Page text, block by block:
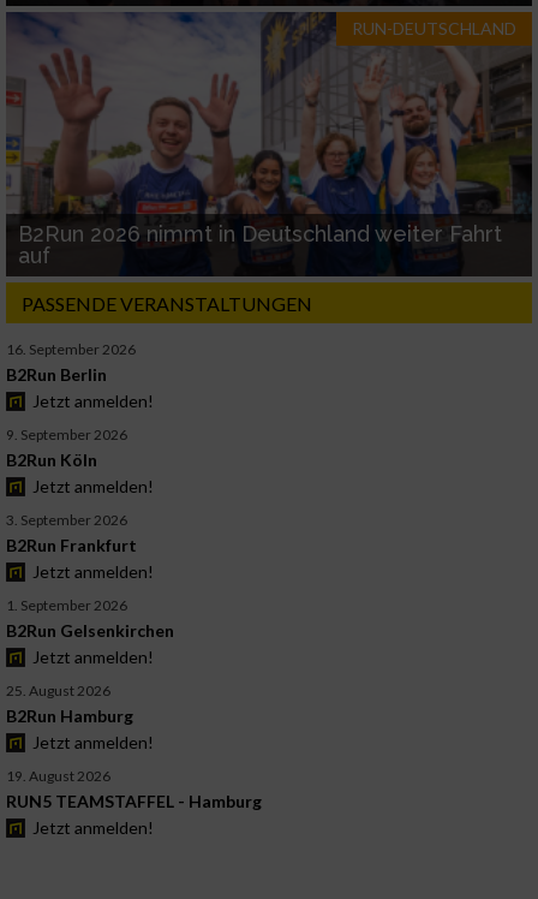
RUN-DEUTSCHLAND
B2Run 2026 nimmt in Deutschland weiter Fahrt
auf
PASSENDE VERANSTALTUNGEN
16. September 2026
B2Run Berlin
Jetzt anmelden!
9. September 2026
B2Run Köln
Jetzt anmelden!
3. September 2026
B2Run Frankfurt
Jetzt anmelden!
1. September 2026
B2Run Gelsenkirchen
Jetzt anmelden!
25. August 2026
B2Run Hamburg
Jetzt anmelden!
19. August 2026
RUN5 TEAMSTAFFEL - Hamburg
Jetzt anmelden!